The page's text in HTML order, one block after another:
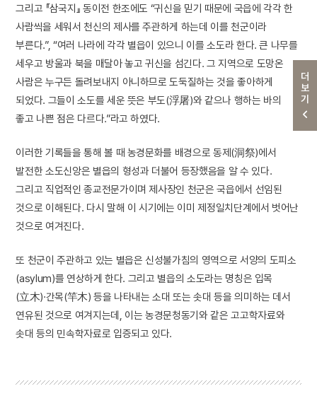
더보기
그리고 『삼국지』 동이전 한조에도 “귀신을 믿기 때문에 국읍에 각각 한
사람씩을 세워서 천신의 제사를 주관하게 하는데 이를 천군이라
부른다.”, “여러 나라에 각각 별읍이 있으니 이를 소도라 한다. 큰 나무를
세우고 방울과 북을 매달아 놓고 귀신을 섬긴다. 그 지역으로 도망온
사람은 누구든 돌려보내지 아니하므로 도둑질하는 것을 좋아하게
되었다. 그들이 소도를 세운 뜻은 부도(浮屠)와 같으나 행하는 바의
좋고 나쁜 점은 다르다.”라고 하였다.
이러한 기록들을 통해 볼 때 농경문화를 배경으로 동제(洞祭)에서
발전한 소도신앙은 별읍의 형성과 더불어 등장했음을 알 수 있다.
그리고 직업적인 종교전문가이며 제사장인 천군은 국읍에서 선임된
것으로 이해된다. 다시 말해 이 시기에는 이미 제정일치단계에서 벗어난
것으로 여겨진다.
또 천군이 주관하고 있는 별읍은 신성불가침의 영역으로 서양의 도피소
(asylum)를 연상하게 한다. 그리고 별읍의 소도라는 명칭은 입목
(立木)·간목(竿木) 등을 나타내는 소대 또는 솟대 등을 의미하는 데서
연유된 것으로 여겨지는데, 이는 농경문청동기와 같은 고고학자료와
솟대 등의 민속학자료로 입증되고 있다.